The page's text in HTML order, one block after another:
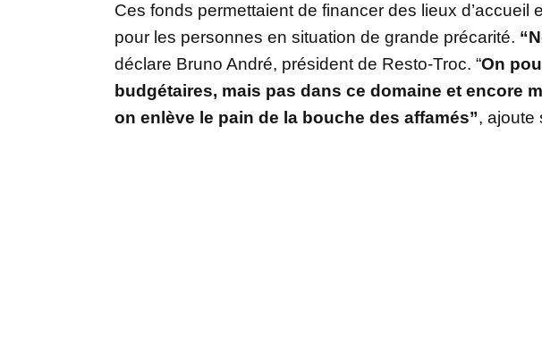
Ces fonds permettaient de financer des lieux d’accueil
pour les personnes en situation de grande précarité.
déclare Bruno André, président de Resto-Troc. “On
budgétaires, mais pas dans ce domaine et encore
on enlève le pain de la bouche des affamés”, ajoute